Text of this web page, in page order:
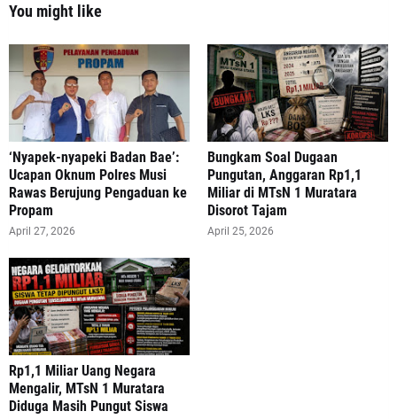
You might like
‘Nyapek-nyapeki Badan Bae’:
Ucapan Oknum Polres Musi
Rawas Berujung Pengaduan ke
Propam
April 27, 2026
Bungkam Soal Dugaan
Pungutan, Anggaran Rp1,1
Miliar di MTsN 1 Muratara
Disorot Tajam
April 25, 2026
‎Rp1,1 Miliar Uang Negara
Mengalir, MTsN 1 Muratara
Diduga Masih Pungut Siswa